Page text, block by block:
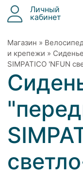
Личный
кабинет
Магазин »
и крепежи »
SIMPATICO 'NFUN